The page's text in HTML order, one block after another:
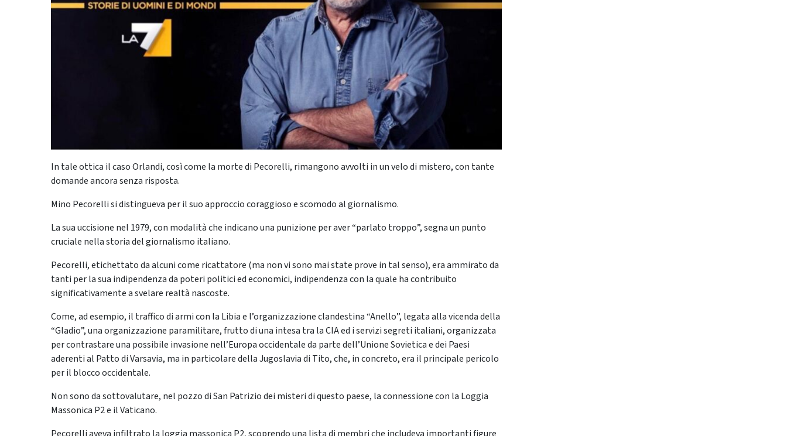
In tale ottica il caso Orlandi, così come la morte di Pecorelli, rimangono avvolti in un velo di mistero, con tante
domande ancora senza risposta.
Mino Pecorelli si distingueva per il suo approccio coraggioso e scomodo al giornalismo.
La sua uccisione nel 1979, con modalità che indicano una punizione per aver “parlato troppo”, segna un punto
cruciale nella storia del giornalismo italiano.
Pecorelli, etichettato da alcuni come ricattatore (ma non vi sono mai state prove in tal senso), era ammirato da
tanti per la sua indipendenza da poteri politici ed economici, indipendenza con la quale ha contribuito
significativamente a svelare realtà nascoste.
Come, ad esempio, il traffico di armi con la Libia e l’organizzazione clandestina “Anello”, legata alla vicenda della
“Gladio”, una organizzazione paramilitare, frutto di una intesa tra la CIA ed i servizi segreti italiani, organizzata
per contrastare una possibile invasione nell’Europa occidentale da parte dell’Unione Sovietica e dei Paesi
aderenti al Patto di Varsavia, ma in particolare della Jugoslavia di Tito, che, in concreto, era il principale pericolo
per il blocco occidentale.
Non sono da sottovalutare, nel pozzo di San Patrizio dei misteri di questo paese, la connessione con la Loggia
Massonica P2 e il Vaticano.